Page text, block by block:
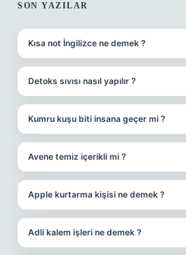
SIDEBAR
SON YAZILAR
Kısa not İngilizce ne demek ?
Detoks sıvısı nasıl yapılır ?
Kumru kuşu biti insana geçer mi ?
Avene temiz içerikli mi ?
Apple kurtarma kişisi ne demek ?
Adli kalem işleri ne demek ?